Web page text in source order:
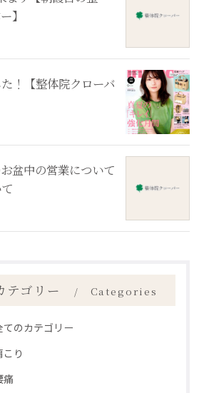
】
！【整体院クローバ
盆中の営業について
テゴリー Categories
てのカテゴリー
こり
痛